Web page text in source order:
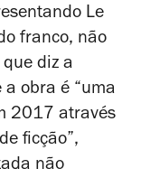
Le
franco, não
diz a
obra é “uma
2017 através
ficção”,
não